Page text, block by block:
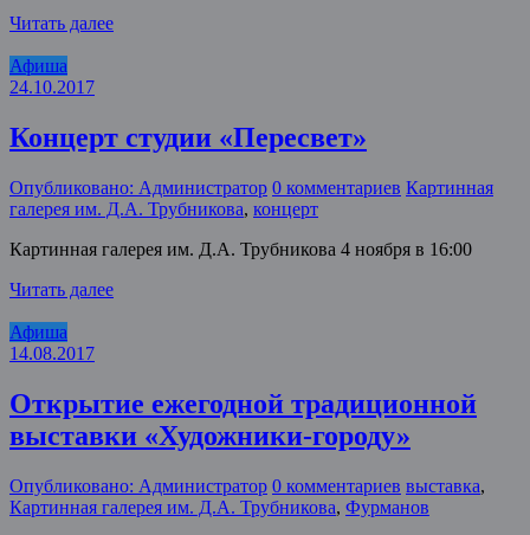
Читать далее
Афиша
24.10.2017
Концерт студии «Пересвет»
Опубликовано: Администратор 0 комментариев Картинная
галерея им. Д.А. Трубникова, концерт
Картинная галерея им. Д.А. Трубникова 4 ноября в 16:00
Читать далее
Афиша
14.08.2017
Открытие ежегодной традиционной
выставки «Художники-городу»
Опубликовано: Администратор 0 комментариев выставка,
Картинная галерея им. Д.А. Трубникова, Фурманов